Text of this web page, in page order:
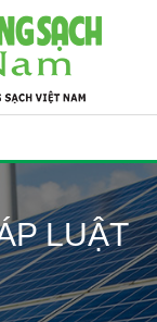
LUẬT